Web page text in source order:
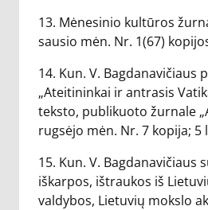
13. Mėnesinio kultūros
sausio mėn. Nr. 1(67)
14. Kun. V. Bagdanavičiaus
„Ateitininkai ir antrasis
teksto, publikuoto žurnale
rugsėjo mėn. Nr. 7 kopija; 5
15. Kun. V. Bagdanavičiaus
iškarpos, ištraukos iš
valdybos, Lietuvių mokslo